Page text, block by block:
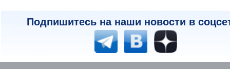
Подпишитесь на наши новости в